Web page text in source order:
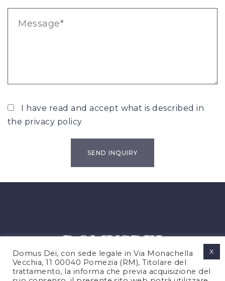
I have read and accept what is described in
the privacy policy
Domus Dei, con sede legale in Via Monachella
Vecchia, 11 00040 Pomezia (RM), Titolare del
trattamento, la informa che previa acquisizione del
X